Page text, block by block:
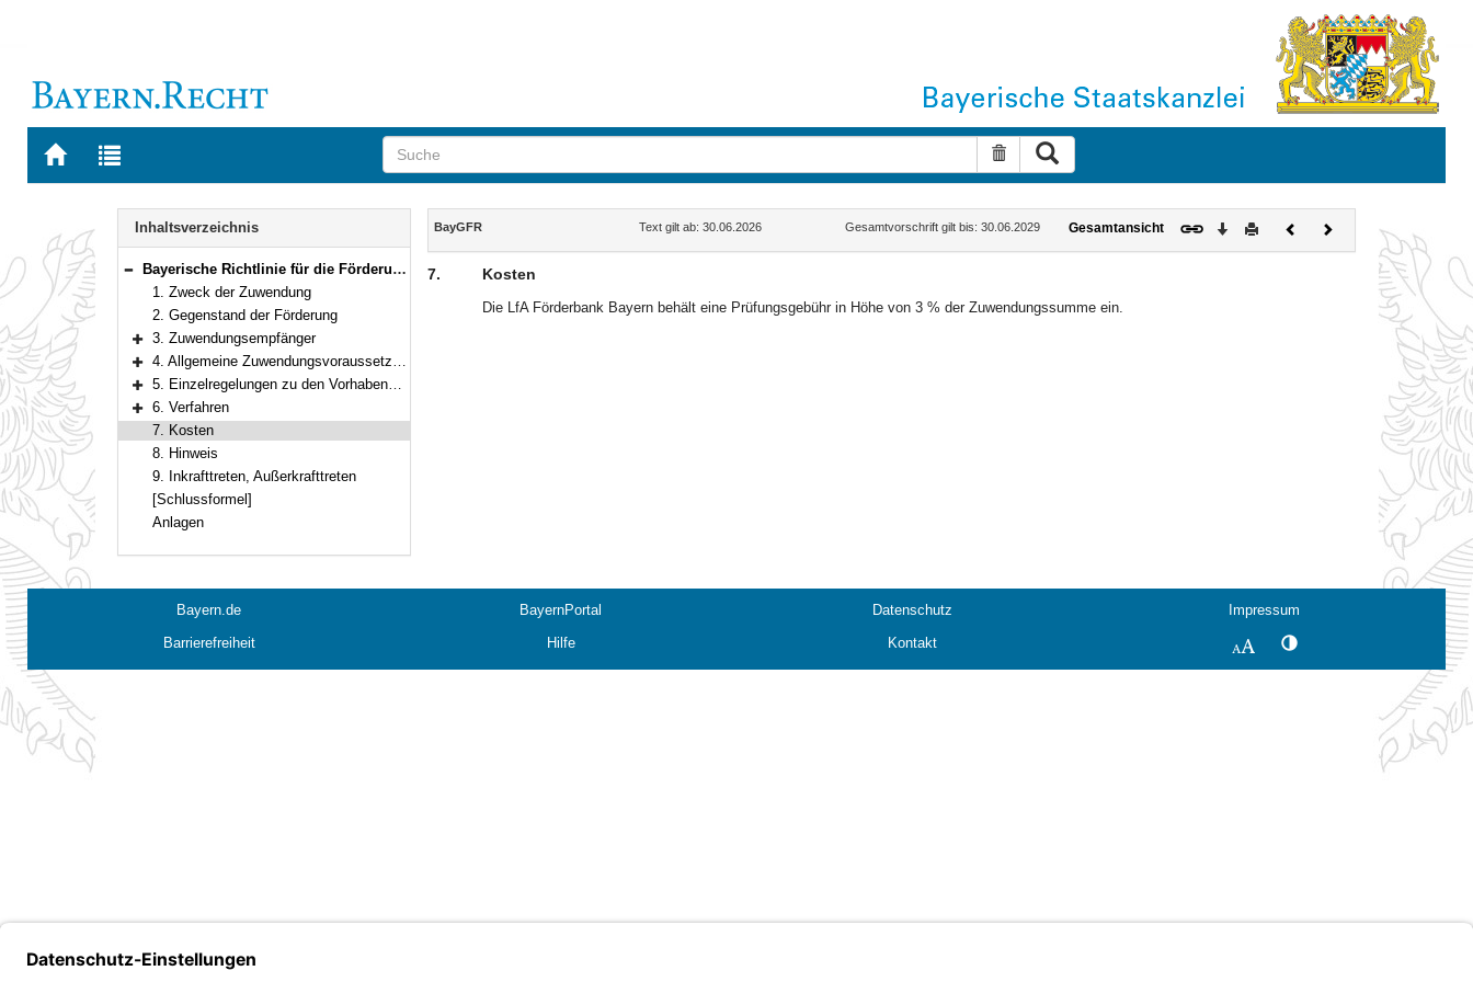
Zur
BAYERN.RECHT
Zur
letzten
Suche zurücksetzen
Navigation
Inhaltsverzeichnis
Bereich reduzieren
Bayerische Richtlinie für die Förderung digitaler Spiele
1. Zweck der Zuwendung
2. Gegenstand der Förderung
Bereich erweitern
3. Zuwendungsempfänger
Bereich erweitern
4. Allgemeine Zuwendungsvoraussetzungen
Bereich erweitern
5. Einzelregelungen zu den Vorhabenabschnitten
Bereich erweitern
6. Verfahren
7. Kosten
8. Hinweis
9. Inkrafttreten, Außerkrafttreten
[Schlussformel]
Anlagen
Inhalt
BayGFR Text gilt ab: 30.06.2026 Gesamtvorschrift gilt bis: 30.06.2029 Gesamtansicht Download
DruckenVorherigesNächstes
Dokument
7. Kosten
Die LfA Förderbank Bayern behält eine Prüfungsgebühr in Höhe von 3 % der Zuwendungssumme ein.
Bayern.de BayernPortal Datenschutz
Impressum
Barrierefreiheit
Hilfe Kontakt SchriftgrößeKontrastwechsel